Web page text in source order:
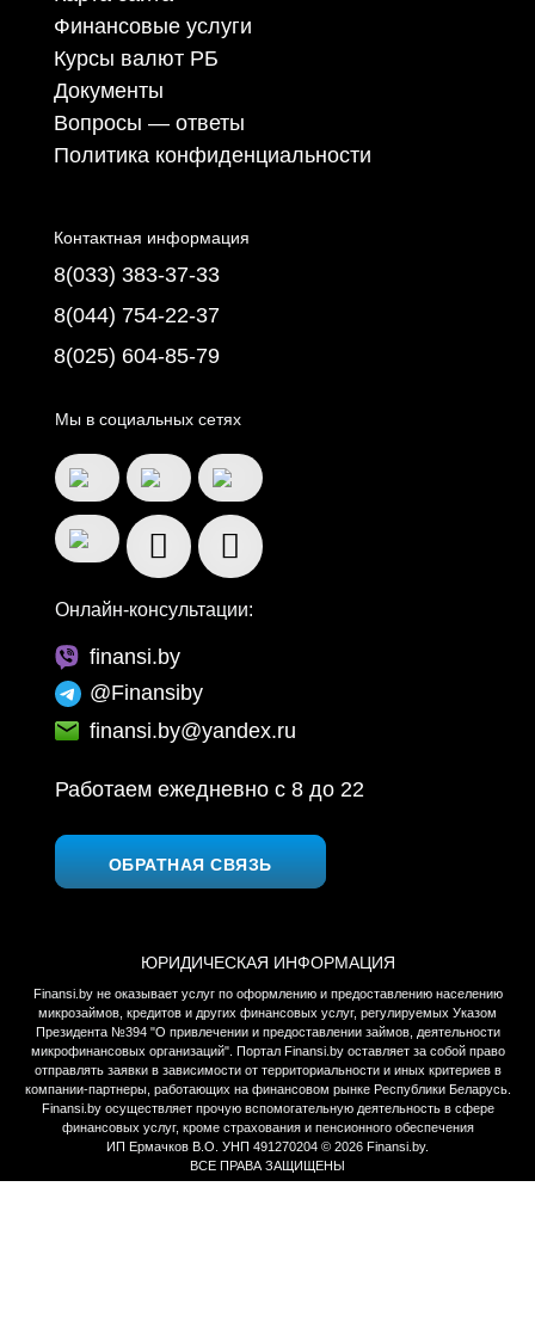
Финансовые услуги
Курсы валют РБ
Документы
Вопросы — ответы
Политика конфиденциальности
Контактная информация
8(033) 383-37-33
8(044) 754-22-37
8(025) 604-85-79
Мы в социальных сетях
Онлайн-консультации:
finansi.by
@Finansiby
finansi.by@yandex.ru
Работаем ежедневно c 8 до 22
ОБРАТНАЯ СВЯЗЬ
ЮРИДИЧЕСКАЯ ИНФОРМАЦИЯ
Finansi.by не оказывает услуг по оформлению и предоставлению населению
микрозаймов, кредитов и других финансовых услуг, регулируемых Указом
Президента №394 "О привлечении и предоставлении займов, деятельности
микрофинансовых организаций". Портал Finansi.by оставляет за собой право
отправлять заявки в зависимости от территориальности и иных критериев в
компании-партнеры, работающих на финансовом рынке Республики Беларусь.
Finansi.by осуществляет прочую вспомогательную деятельность в сфере
финансовых услуг, кроме страхования и пенсионного обеспечения
ИП Ермачков В.О. УНП 491270204 © 2026 Finansi.by.
ВСЕ ПРАВА ЗАЩИЩЕНЫ